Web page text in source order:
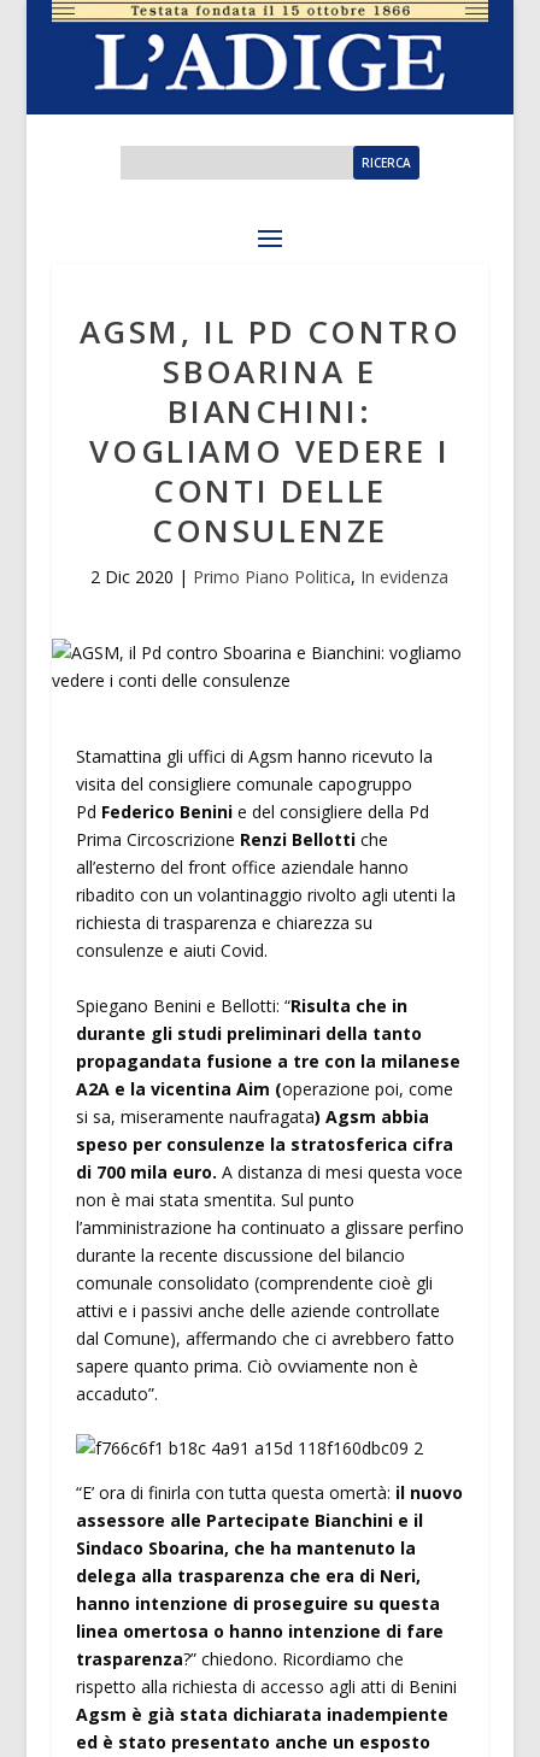
AGSM, IL PD CONTRO
SBOARINA E
BIANCHINI:
VOGLIAMO VEDERE I
CONTI DELLE
CONSULENZE
2 Dic 2020 | Primo Piano Politica, In evidenza
Stamattina gli uffici di Agsm hanno ricevuto la
visita del consigliere comunale capogruppo
Pd Federico Beninie del consigliere della Pd
Prima Circoscrizione Renzi Bellottiche
all’esterno del front office aziendale hanno
ribadito con un volantinaggio rivolto agli utenti la
richiesta di trasparenza e chiarezza su
consulenze e aiuti Covid.
Spiegano Benini e Bellotti: “Risulta che in
durante gli studi preliminari della tanto
propagandata fusione a tre con la milanese
A2A e la vicentina Aim (operazione poi, come
si sa, miseramente naufragata) Agsm abbia
speso per consulenze la stratosferica cifra
di 700 mila euro. A distanza di mesi questa voce
non è mai stata smentita. Sul punto
l’amministrazione ha continuato a glissare perfino
durante la recente discussione del bilancio
comunale consolidato (comprendente cioè gli
attivi e i passivi anche delle aziende controllate
dal Comune), affermando che ci avrebbero fatto
sapere quanto prima. Ciò ovviamente non è
accaduto”.
“E’ ora di finirla con tutta questa omertà: il nuovo
assessore alle Partecipate Bianchini e il
Sindaco Sboarina, che ha mantenuto la
delega alla trasparenza che era di Neri,
hanno intenzione di proseguire su questa
linea omertosa o hanno intenzione di fare
trasparenza?” chiedono. Ricordiamo che
rispetto alla richiesta di accesso agli atti di Benini
Agsm è già stata dichiarata inadempiente
ed è stato presentato anche un esposto